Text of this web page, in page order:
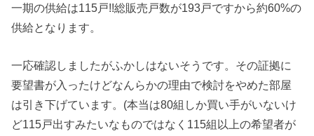
一期の供給は115戸!!総販売戸数が193戸ですから約60%の
供給となります。
一応確認しましたがふかしはないそうです。その証拠に
要望書が入ったけどなんらかの理由で検討をやめた部屋
は引き下げています。(本当は80組しか買い手がいないけ
ど115戸出すみたいなものではなく115組以上の希望者が